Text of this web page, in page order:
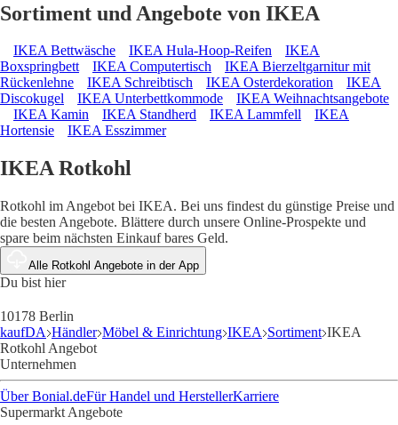
Sortiment und Angebote von IKEA
IKEA Bettwäsche IKEA Hula-Hoop-Reifen
IKEA
Boxspringbett
IKEA Computertisch
IKEA Bierzeltgarnitur mit
Rückenlehne
IKEA Schreibtisch IKEA Osterdekoration
IKEA
Discokugel
IKEA Unterbettkommode
IKEA Weihnachtsangebote
IKEA Kamin
IKEA Standherd IKEA Lammfell
IKEA
Hortensie
IKEA Esszimmer
IKEA Rotkohl
Rotkohl im Angebot bei IKEA. Bei uns findest du günstige Preise und
die besten Angebote. Blättere durch unsere Online-Prospekte und
spare beim nächsten Einkauf bares Geld.
Alle Rotkohl Angebote in der App
Du bist hier
10178 Berlin
kaufDA Händler Möbel & Einrichtung IKEA Sortiment IKEA
Rotkohl Angebot
Unternehmen
Über Bonial.deFür Handel und HerstellerKarriere
Supermarkt Angebote